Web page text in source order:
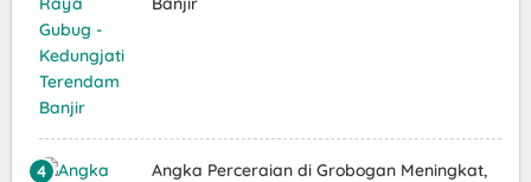
Angka Perceraian di Grobogan Meningkat,